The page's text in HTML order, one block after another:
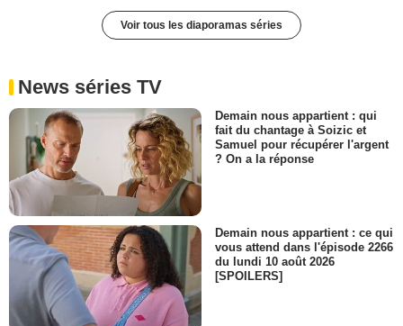
Voir tous les diaporamas séries
News séries TV
Demain nous appartient : qui
fait du chantage à Soizic et
Samuel pour récupérer l'argent
? On a la réponse
Demain nous appartient : ce qui
vous attend dans l'épisode 2266
du lundi 10 août 2026
[SPOILERS]